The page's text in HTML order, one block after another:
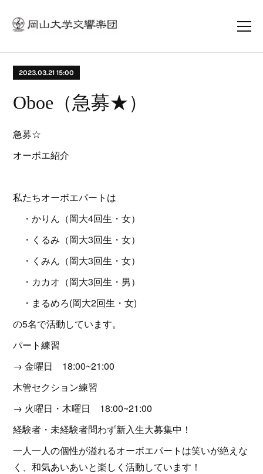
2023.03.21 15:00
Oboe（急募★）
急募☆
オーボエ紹介
私たちオーボエパートは
・かりん（岡大4回生・女）
・くるみ（岡大3回生・女）
・くみん（岡大3回生・女）
・カカオ（岡大3回生・男）
・まるめろ(岡大2回生・女)
の5名で活動しています。
パート練習
→ 金曜日 18:00~21:00
木管セクション練習
→ 火曜日・木曜日 18:00~21:00
経験者・未経験者問わず新入生大募集中！
一人一人の個性が溢れるオーボエパートは笑いが絶えな
く、和気あいあいと楽しく活動しています！